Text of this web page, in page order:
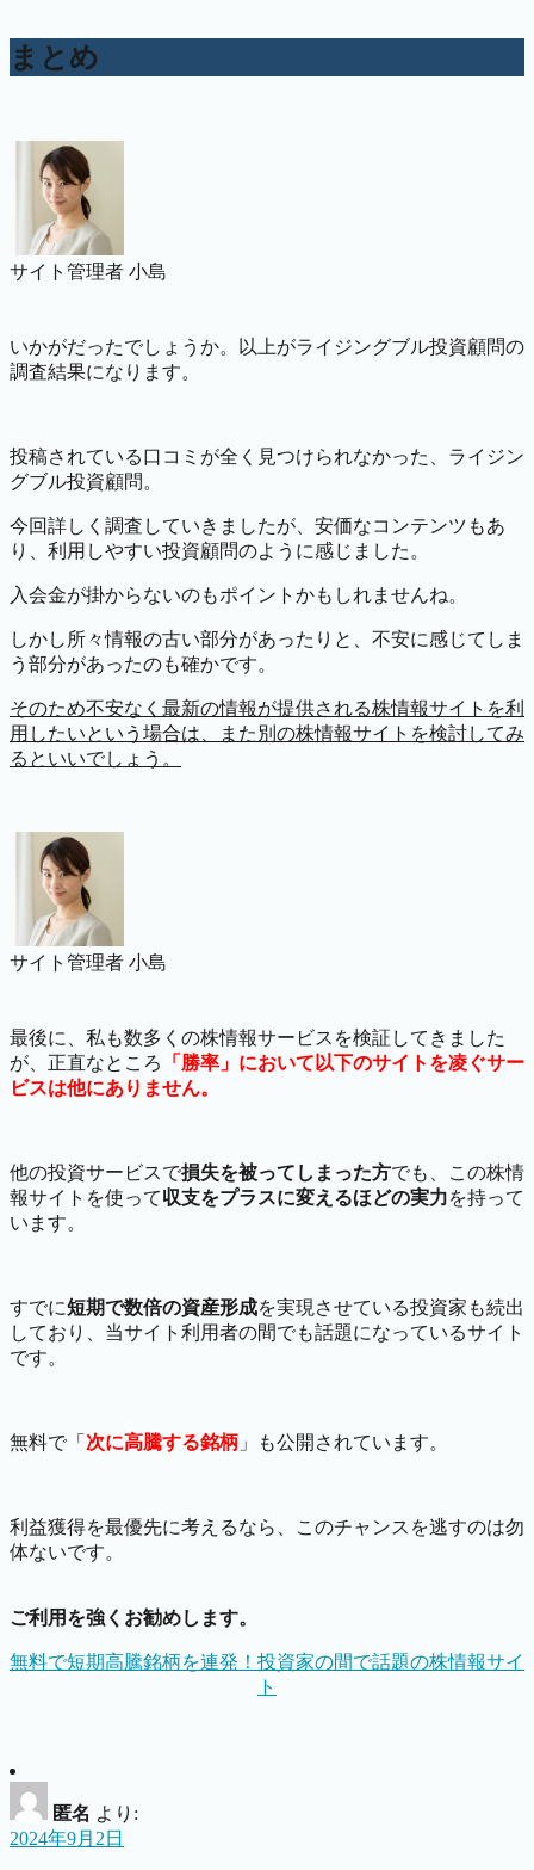
まとめ
サイト管理者 小島
いかがだったでしょうか。以上がライジングブル投資顧問の
調査結果になります。
投稿されている口コミが全く見つけられなかった、ライジン
グブル投資顧問。
今回詳しく調査していきましたが、安価なコンテンツもあ
り、利用しやすい投資顧問のように感じました。
入会金が掛からないのもポイントかもしれませんね。
しかし所々情報の古い部分があったりと、不安に感じてしま
う部分があったのも確かです。
そのため不安なく最新の情報が提供される株情報サイトを利
用したいという場合は、また別の株情報サイトを検討してみ
るといいでしょう。
サイト管理者 小島
最後に、私も数多くの株情報サービスを検証してきました
が、正直なところ
「勝率」において以下のサイトを凌ぐサー
ビスは他にありません。
他の投資サービスで損失を被ってしまった方でも、この株情
報サイトを使って収支をプラスに変えるほどの実力を持って
います。
すでに短期で数倍の資産形成を実現させている投資家も続出
しており、当サイト利用者の間でも話題になっているサイト
です。
無料で「 次に高騰する銘柄 」も公開されています。
利益獲得を最優先に考えるなら、このチャンスを逃すのは勿
体ないです。
ご利用を強くお勧めします。
無料で短期高騰銘柄を連発！投資家の間で話題の株情報サイ
ト
匿名 より:
2024年9月2日